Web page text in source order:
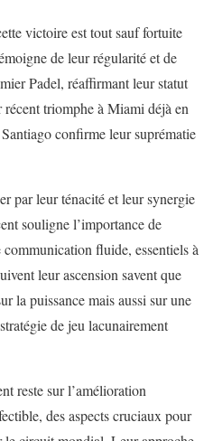
victoire est tout sauf fortuite
de leur régularité et de
Padel, réaffirmant leur statut
triomphe à Miami déjà en
confirme leur suprématie
par leur ténacité et leur synergie
souligne l’importance de
communication fluide, essentiels à
leur ascension savent que
la puissance mais aussi sur une
de jeu lacunairement
reste sur l’amélioration
des aspects cruciaux pour